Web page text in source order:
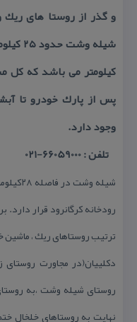
و گذر از روستا های
كیلومتر می باشد كه كل
وجود دارد.
تلفن : 66059000-021
شیله
رودخانه كرگانرود قرار
ترتیب روستاهای ریك ، ماشین
دكلییان(در مجاورت
روستای شیله وشت ،به
نهایت به روستاهای خلخال